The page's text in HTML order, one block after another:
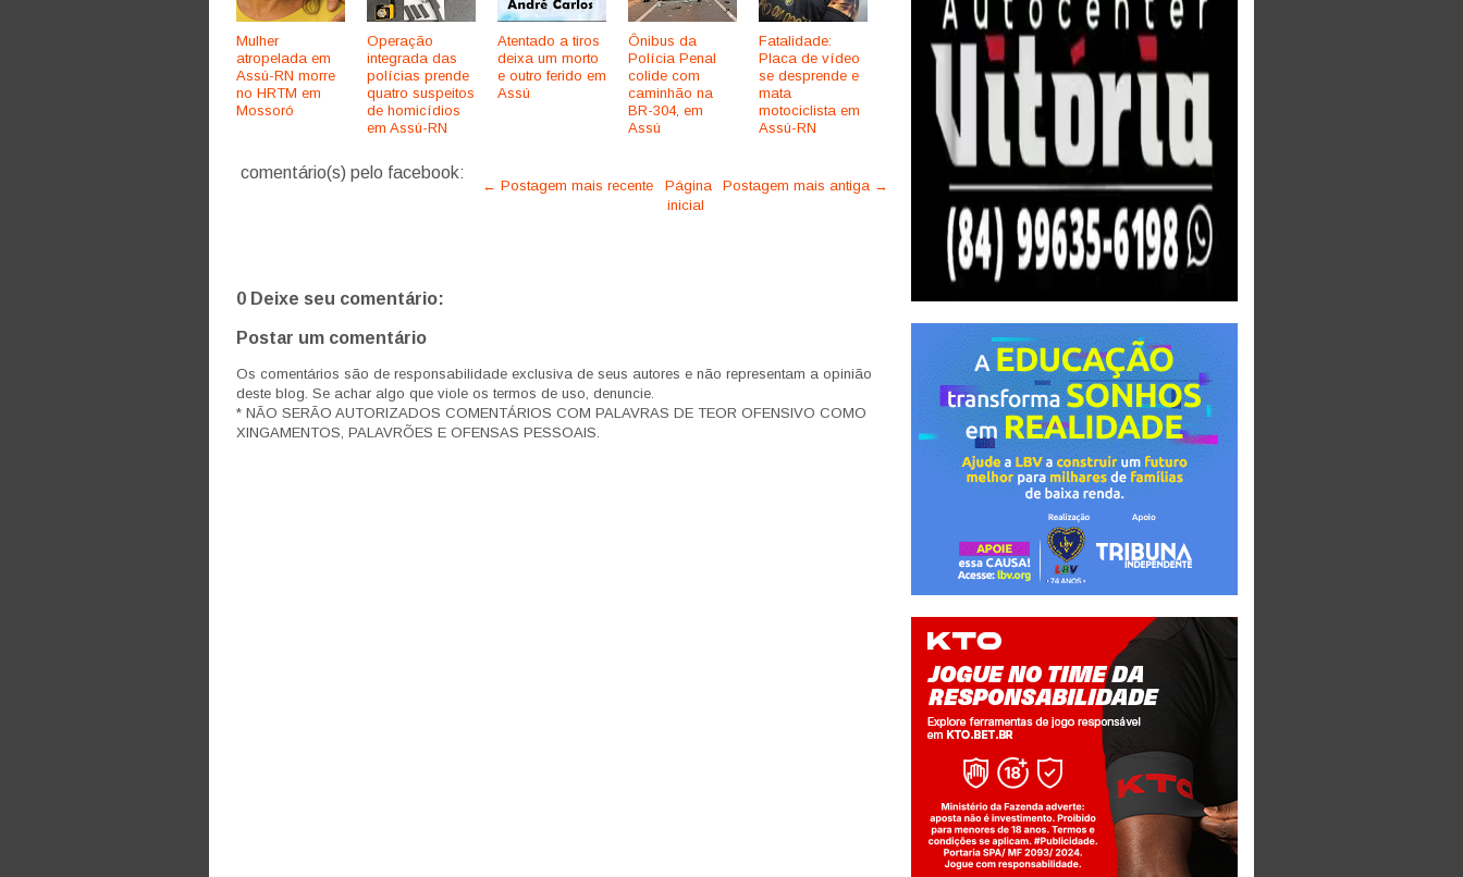
Mulher
atropelada em
Assú-RN morre
no HRTM em
Mossoró
Operação
integrada das
polícias prende
quatro suspeitos
de homicídios
em Assú-RN
Atentado a tiros
deixa um morto
e outro ferido em
Assú
Ônibus da
Polícia Penal
colide com
caminhão na
BR-304, em
Assú
Fatalidade:
Placa de vídeo
se desprende e
mata
motociclista em
Assú-RN
comentário(s) pelo facebook:
← Postagem mais recente Postagem mais antiga →
Página
inicial
0 Deixe seu comentário:
Postar um comentário
Os comentários são de responsabilidade exclusiva de seus autores e não representam a opinião
deste blog. Se achar algo que viole os termos de uso, denuncie.
* NÃO SERÃO AUTORIZADOS COMENTÁRIOS COM PALAVRAS DE TEOR OFENSIVO COMO
XINGAMENTOS, PALAVRÕES E OFENSAS PESSOAIS.